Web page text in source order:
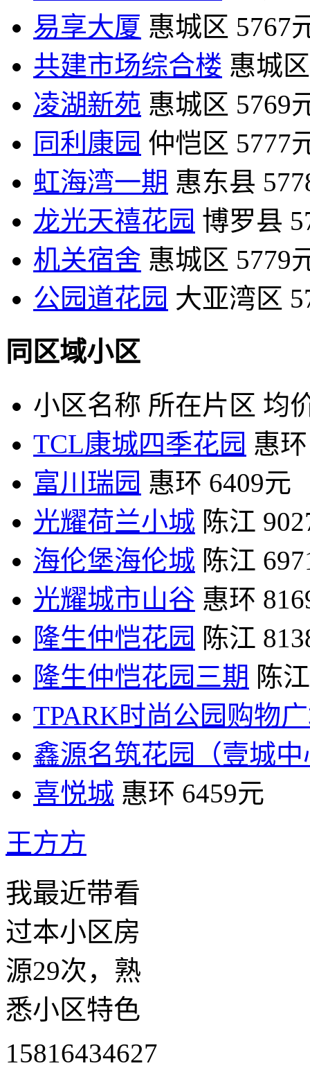
易享大厦 惠城区 5767
共建市场综合楼 惠城区
凌湖新苑 惠城区 5769
同利康园 仲恺区 5777
虹海湾一期 惠东县
龙光天禧花园 博罗县
机关宿舍 惠城区 5779
公园道花园 大亚湾区
同区域小区
小区名称 所在片区 均
TCL康城四季花园 惠环
富川瑞园 惠环 6409元
光耀荷兰小城 陈江
海伦堡海伦城 陈江
光耀城市山谷 惠环
隆生仲恺花园 陈江
隆生仲恺花园三期 陈江
TPARK时尚公园购物
鑫源名筑花园（壹城中
喜悦城 惠环 6459元
王方方
我最近带看
过本小区房
源29次，熟
悉小区特色
15816434627